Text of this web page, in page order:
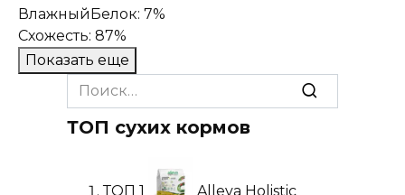
ВлажныйБелок: 7%
Схожесть: 87%
Показать еще
Search
for:
ТОП сухих кормов
ТОП 1
Alleva Holistic